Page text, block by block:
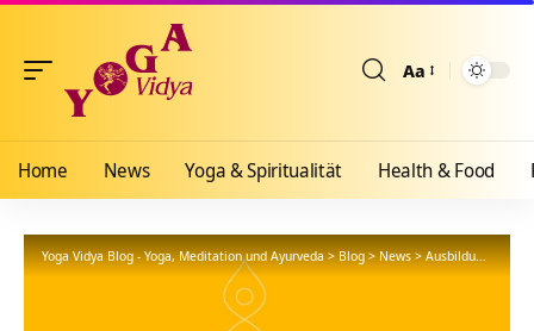
Aa
Home News Yoga & Spiritualität Health & Food
Yoga Vidya Blog - Yoga, Meditation und Ayurveda>Blog>News>Ausbildungen >